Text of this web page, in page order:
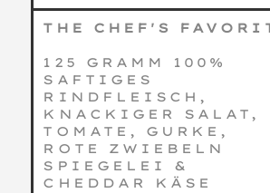
THE CHEF'S
125 GRAMM 100%
SAFTIGES
RINDFLEISCH,
KNACKIGER SALAT,
TOMATE, GURKE,
ROTE ZWIEBELN
SPIEGELEI &
CHEDDAR KÄSE